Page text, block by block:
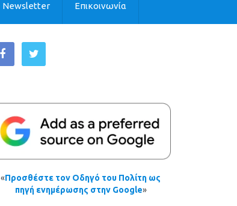
Newsletter Επικοινωνία
«Προσθέστε τον Οδηγό του Πολίτη ως
πηγή ενημέρωσης στην Google»